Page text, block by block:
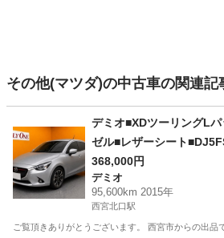
その他(マツダ)の中古車の関連記
デミオ■XDツーリングL
ゼル■レザーシート
368,000円
デミオ
95,600km 2015年
西宮北口駅
ご覧頂きありがとうございます。 西宮市からの出